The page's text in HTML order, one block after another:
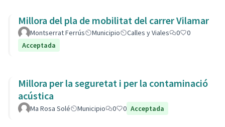
Millora del pla de mobilitat del carrer Vilamar
Montserrat Ferrús Municipio Calles y Viales 0
0
Acceptada
Millora per la seguretat i per la contaminació
acústica
Ma Rosa Solé Municipio 0 0 Acceptada